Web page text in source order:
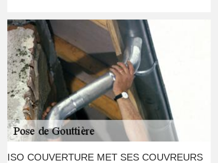
ISO COUVERTURE MET SES COUVREURS